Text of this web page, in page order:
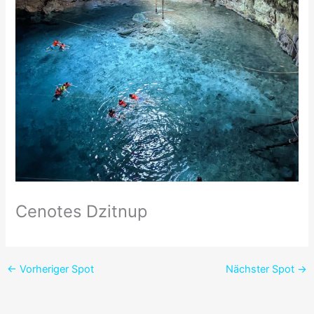
Cenotes Dzitnup
← Vorheriger Spot Nächster Spot →